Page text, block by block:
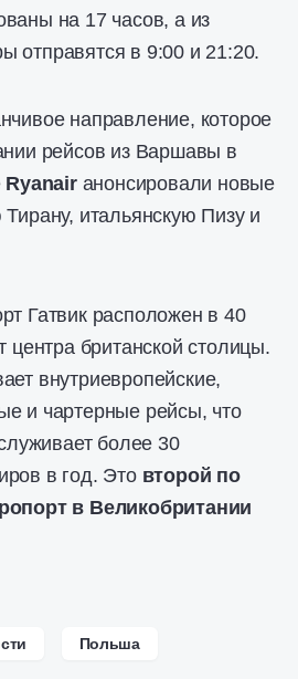
на 17 часов, а из
отправятся в 9:00 и 21:20.
направление, которое
рейсов из Варшавы в
Ryanairанонсировали новые
итальянскую Пизу и
Гатвик расположен в 40
центра британской столицы.
внутриевропейские,
и чартерные рейсы, что
более 30
в год. Это второй по
в Великобритании
Польша